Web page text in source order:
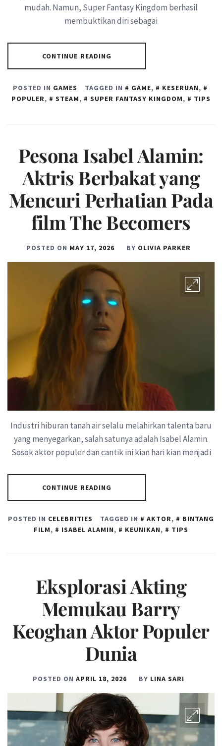
mudah. Namun, Super Fantasy Kingdom berhasil
membuktikan diri sebagai
CONTINUE READING
POSTED IN GAMES TAGGED IN GAME, KESERUAN,
POPULER, STEAM, SUPER FANTASY KINGDOM, TIPS
Pesona Isabel Alamin:
Aktris Berbakat yang
Mencuri Perhatian Pada
film The Becomers
POSTED ON MAY 17, 2026 BY OLIVIA PARKER
Industri hiburan tanah air selalu melahirkan talenta baru
yang menyegarkan, salah satunya adalah Isabel Alamin.
Sosok aktor populer dan cantik ini kian hari kian menjadi
CONTINUE READING
POSTED IN CELEBRITIES TAGGED IN AKTOR,
BINTANG
FILM, ISABEL ALAMIN, KEUNIKAN, TIPS
Eksplorasi Akting
Memukau Barry
Keoghan Aktor Populer
Dunia
POSTED ON APRIL 18, 2026 BY LINA SARI